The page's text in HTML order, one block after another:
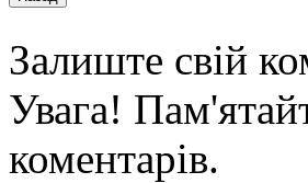
Залиште свій
Увага!
коментарів.